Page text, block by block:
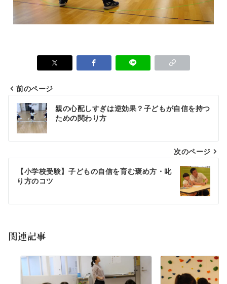
前のページ
親の心配しすぎは逆効果？子どもが自信を持つ
ための関わり方
次のページ
【小学校受験】子どもの自信を育む褒め方・叱
り方のコツ
関連記事